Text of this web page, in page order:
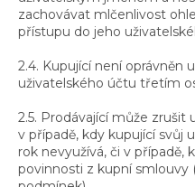
zachovávat mlčenlivost
přístupu do jeho
2.4. Kupující není oprávněn
uživatelského účtu třetím
2.5. Prodávající může
v případě, kdy kupující svůj
rok nevyužívá, či v případě,
povinnosti z kupní smlouvy